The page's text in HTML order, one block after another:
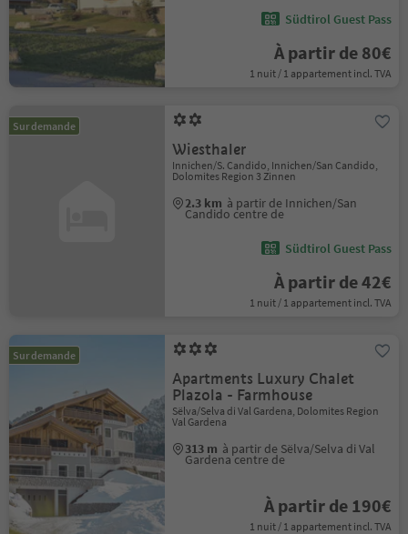
Südtirol Guest Pass
À partir de 80€
1 nuit / 1 appartement incl. TVA
Sur demande
Wiesthaler
Innichen/S. Candido, Innichen/San Candido,
Dolomites Region 3 Zinnen
2.3 km à partir de Innichen/San
Candido centre de
Südtirol Guest Pass
À partir de 42€
1 nuit / 1 appartement incl. TVA
Sur demande
Apartments Luxury Chalet
Plazola - Farmhouse
Sëlva/Selva di Val Gardena, Dolomites Region
Val Gardena
313 m à partir de Sëlva/Selva di Val
Gardena centre de
À partir de 190€
1 nuit / 1 appartement incl. TVA